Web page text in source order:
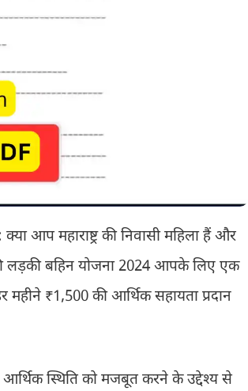
आप महाराष्ट्र की निवासी महिला हैं और
लड़की बहिन योजना 2024 आपके लिए एक
₹1,500 की आर्थिक सहायता प्रदान
स्थिति को मजबूत करने के उद्देश्य से